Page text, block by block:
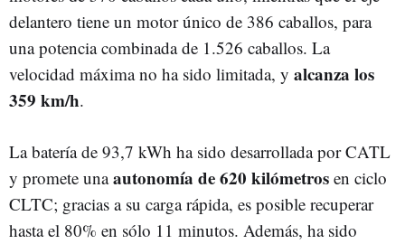
delantero tiene un motor único de 386 caballos, para
una potencia combinada de 1.526 caballos. La
velocidad máxima no ha sido limitada, y alcanza los
359 km/h.
La batería de 93,7 kWh ha sido desarrollada por CATL
y promete unaautonomía de 620 kilómetros en ciclo
CLTC; gracias a su carga rápida, es posible recuperar
hasta el 80% en sólo 11 minutos. Además, ha sido